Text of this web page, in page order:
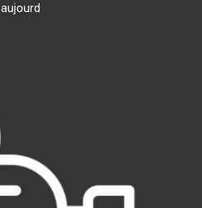
aujourd